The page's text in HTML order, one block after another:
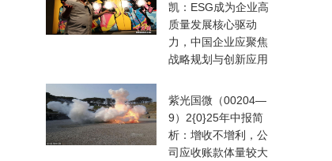
凯：ESG成为企业高
质量发展核心驱动
力，中国企业应聚焦
战略规划与创新应用
紫光国微（00204—
9）2{0}25年中报简
析：增收不增利，公
司应收账款体量较大